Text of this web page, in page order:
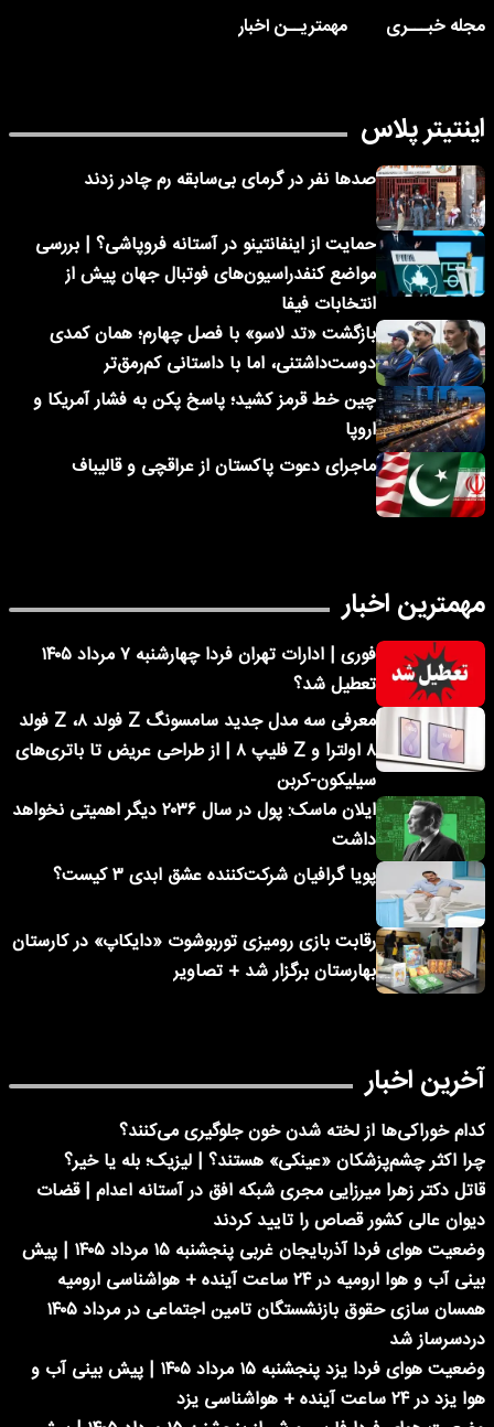
مجله خبـــری
مهمتریــن اخبار
اینتیتر پلاس
صدها نفر در گرمای بی‌سابقه رم چادر زدند
حمایت از اینفانتینو در آستانه فروپاشی؟ | بررسی
مواضع کنفدراسیون‌های فوتبال جهان پیش از
انتخابات فیفا
بازگشت «تد لاسو» با فصل چهارم؛ همان کمدی
دوست‌داشتنی، اما با داستانی کم‌رمق‌تر
چین خط قرمز کشید؛ پاسخ پکن به فشار آمریکا و
اروپا
ماجرای دعوت پاکستان از عراقچی و قالیباف
مهمترین اخبار
فوری | ادارات تهران فردا چهارشنبه ۷ مرداد ۱۴۰۵
تعطیل شد؟
معرفی سه مدل جدید سامسونگ Z فولد ۸، Z فولد
۸ اولترا و Z فلیپ ۸ | از طراحی عریض تا باتری‌های
سیلیکون-کربن
ایلان ماسک: پول در سال ۲۰۳۶ دیگر اهمیتی نخواهد
داشت
پویا گرافیان شرکت‌کننده عشق ابدی ۳ کیست؟
رقابت بازی رومیزی توربوشوت «دایکاپ» در کارستان
بهارستان برگزار شد + تصاویر
آخرین اخبار
کدام خوراکی‌ها از لخته شدن خون جلوگیری می‌کنند؟
چرا اکثر چشم‌پزشکان «عینکی» هستند؟ | لیزیک؛ بله یا خیر؟
قاتل دکتر زهرا میرزایی مجری شبکه افق در آستانه اعدام | قضات
دیوان عالی کشور قصاص را تایید کردند
وضعیت هوای فردا آذربایجان غربی پنجشنبه ۱۵ مرداد ۱۴۰۵ | پیش
بینی آب و هوا ارومیه در ۲۴ ساعت آینده + هواشناسی ارومیه
همسان سازی حقوق بازنشستگان تامین اجتماعی در مرداد ۱۴۰۵
دردسرساز شد
وضعیت هوای فردا یزد پنجشنبه ۱۵ مرداد ۱۴۰۵ | پیش بینی آب و
هوا یزد در ۲۴ ساعت آینده + هواشناسی یزد